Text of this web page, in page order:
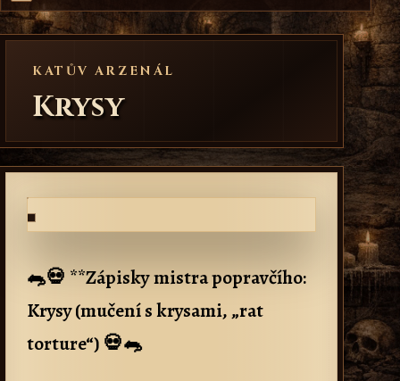
KATŮV ARZENÁL
Krysy
🐀💀 **Zápisky mistra popravčího:
Krysy (mučení s krysami, „rat
torture“) 💀🐀